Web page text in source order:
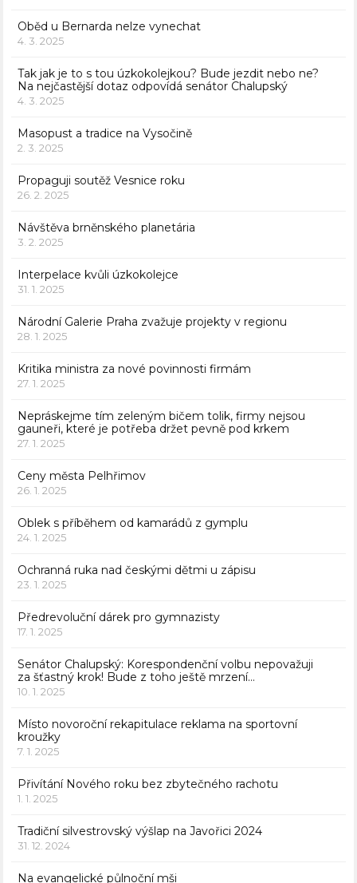
Oběd u Bernarda nelze vynechat
4. 3. 2025
Tak jak je to s tou úzkokolejkou? Bude jezdit nebo ne?
Na nejčastější dotaz odpovídá senátor Chalupský
4. 3. 2025
Masopust a tradice na Vysočině
2. 3. 2025
Propaguji soutěž Vesnice roku
26. 2. 2025
Návštěva brněnského planetária
3. 2. 2025
Interpelace kvůli úzkokolejce
31. 1. 2025
Národní Galerie Praha zvažuje projekty v regionu
28. 1. 2025
Kritika ministra za nové povinnosti firmám
27. 1. 2025
Nepráskejme tím zeleným bičem tolik, firmy nejsou
gauneři, které je potřeba držet pevně pod krkem
27. 1. 2025
Ceny města Pelhřimov
26. 1. 2025
Oblek s příběhem od kamarádů z gymplu
24. 1. 2025
Ochranná ruka nad českými dětmi u zápisu
23. 1. 2025
Předrevoluční dárek pro gymnazisty
17. 1. 2025
Senátor Chalupský: Korespondenční volbu nepovažuji
za šťastný krok! Bude z toho ještě mrzení…
10. 1. 2025
Místo novoroční rekapitulace reklama na sportovní
kroužky
7. 1. 2025
Přivítání Nového roku bez zbytečného rachotu
1. 1. 2025
Tradiční silvestrovský výšlap na Javořici 2024
31. 12. 2024
Na evangelické půlnoční mši